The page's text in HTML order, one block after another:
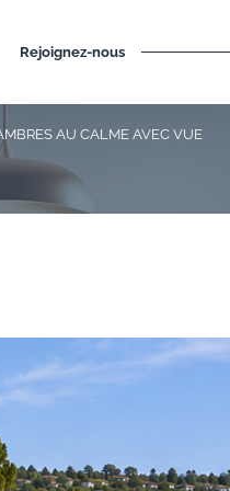
rejoignez-nous
AU CALME AVEC VUE